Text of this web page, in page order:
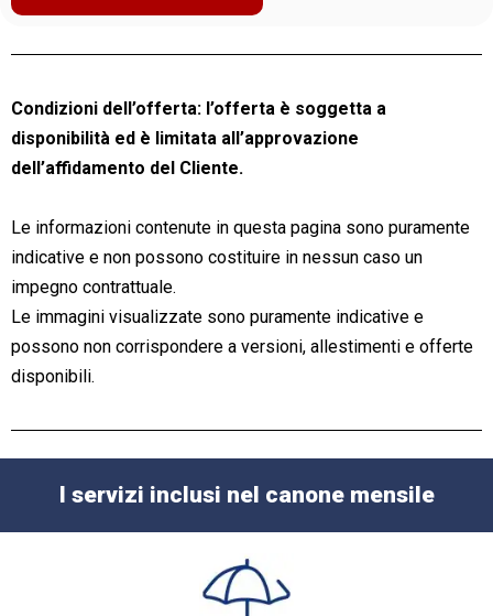
Condizioni dell’offerta: l’offerta è soggetta a
disponibilità ed è limitata all’approvazione
dell’affidamento del Cliente.
Le informazioni contenute in questa pagina sono puramente
indicative e non possono costituire in nessun caso un
impegno contrattuale.
Le immagini visualizzate sono puramente indicative e
possono non corrispondere a versioni, allestimenti e offerte
disponibili.
I servizi inclusi nel canone mensile